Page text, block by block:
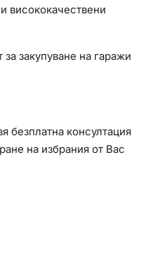
висококачествени
закупуване на гаражи
безплатна консултация
на избрания от Вас